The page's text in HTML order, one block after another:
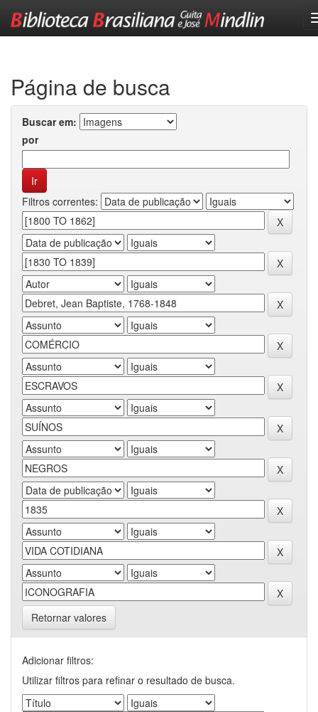
Página de busca
Buscar em:
por
Filtros correntes:
Retornar valores
Adicionar filtros:
Utilizar filtros para refinar o resultado de busca.